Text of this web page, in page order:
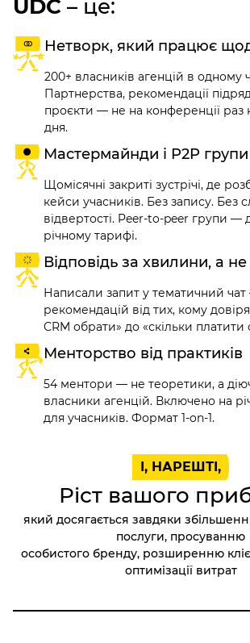
UDC – це:
Нетворк, який працює
200+ власників агенцій в одному
Партнерства, рекомендації
проєкти — не на конференції раз
дня.
Мастермайнди і P2P групи
Щомісячні закриті зустрічі, де
кейси учасників. Без запису. Без
відвертості. Peer-to-peer групи —
річному тарифі.
Відповідь за хвилини, а
Написали запит у тематичний
рекомендацій від тих, кому
CRM обрати» до «скільки платити
Менторство від практиків
54 ментори — не теоретики, а
власники агенцій. Включено на
для учасників. Формат 1-on-1.
І, НАРЕШТІ,
Ріст вашого
який досягається завдяки
послуги, просуванню
особистого бренду, розширенню
оптимізації витрат